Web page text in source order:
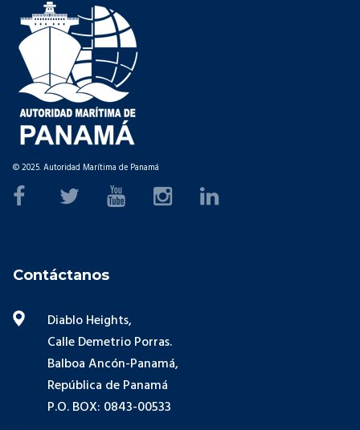
© 2025. Autoridad Marítima de Panamá
Contáctanos
Diablo Heights,
Calle Demetrio Porras.
Balboa Ancón-Panamá,
República de Panamá
P.O. BOX: 0843-00533